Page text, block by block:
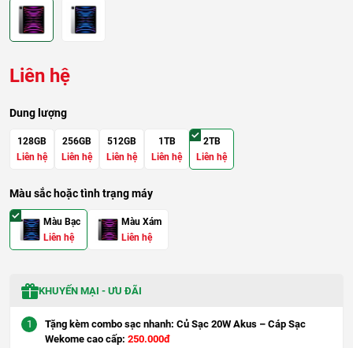
Liên hệ
Dung lượng
128GB
Liên hệ
256GB
Liên hệ
512GB
Liên hệ
1TB
Liên hệ
2TB
Liên hệ
Màu sắc hoặc tình trạng máy
Màu Bạc
Liên hệ
Màu Xám
Liên hệ
KHUYẾN MẠI - ƯU ĐÃI
Tặng kèm combo sạc nhanh: Củ Sạc 20W Akus – Cáp Sạc
Wekome cao cấp: 250.000đ